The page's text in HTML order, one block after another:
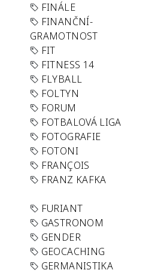
FINÁLE
FINANČNÍ-
GRAMOTNOST
FIT
FITNESS 14
FLYBALL
FOLTYN
FORUM
FOTBALOVÁ LIGA
FOTOGRAFIE
FOTONI
FRANÇOIS
FRANZ KAFKA
FURIANT
GASTRONOM
GENDER
GEOCACHING
GERMANISTIKA